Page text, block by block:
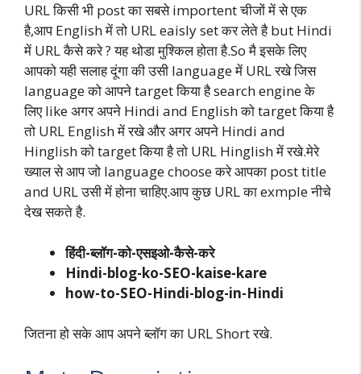
URL किसी भी post का सबसे importent चीजों में से एक
है,आप English में तो URL eaisly set कर लेते है but Hindi
में URL कैसे करे ? यह थोडा मुश्किल होता है.So मै इसके लिए
आपको यही सलाह दूंगा की उसी language में URL रखे जिस
language को आपने target किया है search engine के
लिए like अगर अपने Hindi and English को target किया है
तो URL English में रखे और अगर अपने Hindi and
Hinglish को target किया है तो URL Hinglish में रखे.मेरे
ख्याल से आप जो language choose करे आपका post title
and URL उसी में होना चाहिए.आप कुछ URL का exmple नीचे
देख सकते है.
हिंदी-ब्लॉग-को-एसइओ-कैसे-करे
Hindi-blog-ko-SEO-kaise-kare
how-to-SEO-Hindi-blog-in-Hindi
जितना हो सके आप अपने ब्लॉग का URL Short रखे.